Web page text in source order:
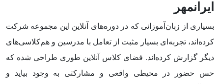
ایرانمهر
بسیاری از زبان‌آموزانی که در دوره‌های آنلاین این مجموعه شرکت
کرده‌اند، تجربه‌ای بسیار مثبت از تعامل با مدرسین و هم‌کلاسی‌های
دیگر گزارش کرده‌اند. فضای کلاس آنلاین طوری طراحی شده که
حس حضور در محیطی واقعی و مشارکتی به وجود بیاید و